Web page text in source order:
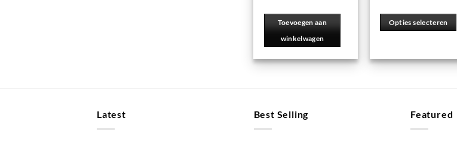
Toevoegen aan
winkelwagen
Opties selecteren
product
Latest Best Selling Featured